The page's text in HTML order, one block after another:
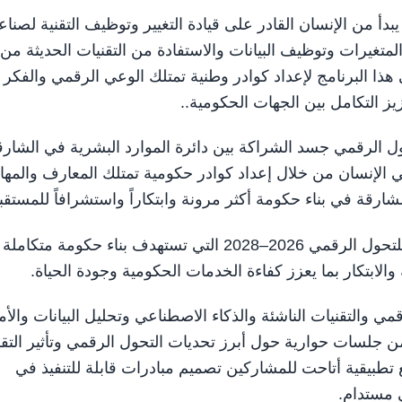
الإنسان القادر على قيادة التغيير وتوظيف التقنية
وتوظيف البيانات والاستفادة من التقنيات الحديثة
البرنامج لإعداد كوادر وطنية تمتلك الوعي الرقمي والفكر
التكامل بين الجهات الحكومية..
الرقمي جسد الشراكة بين دائرة الموارد البشرية في
الإنسان من خلال إعداد كوادر حكومية تمتلك المعارف
في بناء حكومة أكثر مرونة وابتكاراً واستشرافاً
ويأتي البرنامج ضمن جهود دعم تنفيذ استراتيجية الشارقة للتحول الرقمي 2026–2028 التي تستهدف بناء حكومة متكاملة
بما يعزز كفاءة الخدمات الحكومية وجودة الحياة.
الناشئة والذكاء الاصطناعي وتحليل البيانات
جلسات حوارية حول أبرز تحديات التحول الرقمي وتأثير
أتاحت للمشاركين تصميم مبادرات قابلة للتنفيذ في
مستدام.